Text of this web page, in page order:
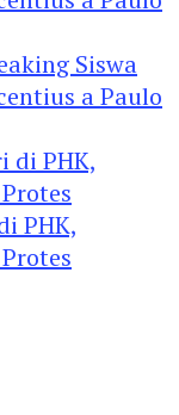
Siswa
a Paulo
PHK,